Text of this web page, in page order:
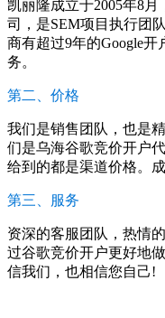
凯丽隆成立于2005年8
司，是SEM项目执行团
商有超过9年的Google
务。
第二、价格
我们是销售团队，也是
们是乌海谷歌竞价开户
给到的都是渠道价格。
第三、服务
资深的客服团队，热情
过谷歌竞价开户更好地
信我们，也相信您自己!